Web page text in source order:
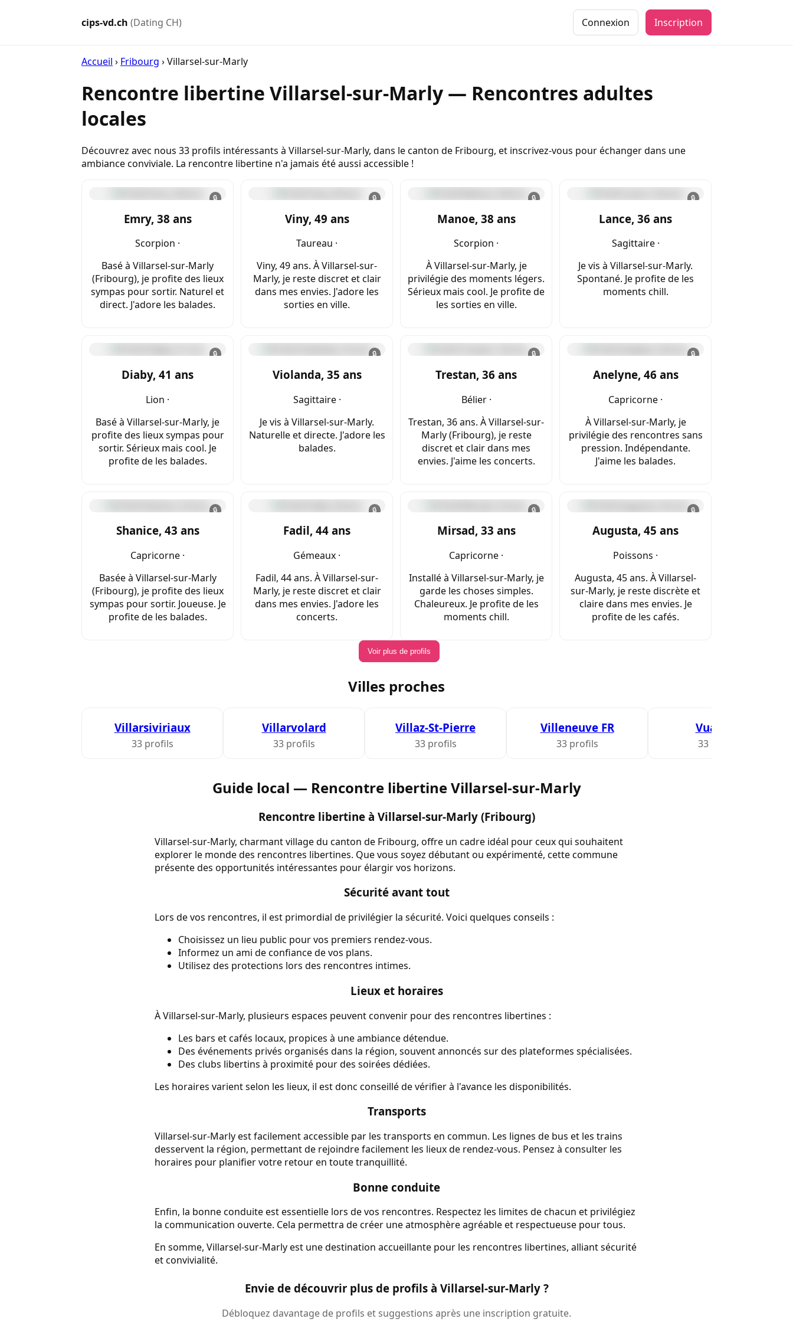
cips-vd.ch (Dating CH) Connexion Inscription
Accueil › Fribourg ›Villarsel-sur-Marly
Rencontre libertine Villarsel-sur-Marly — Rencontres adultes
locales
Découvrez avec nous 33 profils intéressants à Villarsel-sur-Marly, dans le canton de Fribourg, et inscrivez-vous pour échanger dans une
ambiance conviviale. La rencontre libertine n'a jamais été aussi accessible !
🔒
Emry, 38 ans
Scorpion ·
Basé à Villarsel-sur-Marly
(Fribourg), je profite des lieux
sympas pour sortir. Naturel et
direct. J'adore les balades.
🔒
Viny, 49 ans
Taureau ·
Viny, 49 ans. À Villarsel-sur-
Marly, je reste discret et clair
dans mes envies. J'adore les
sorties en ville.
🔒
Manoe, 38 ans
Scorpion ·
À Villarsel-sur-Marly, je
privilégie des moments légers.
Sérieux mais cool. Je profite de
les sorties en ville.
🔒
Lance, 36 ans
Sagittaire ·
Je vis à Villarsel-sur-Marly.
Spontané. Je profite de les
moments chill.
🔒
Diaby, 41 ans
Lion ·
Basé à Villarsel-sur-Marly, je
profite des lieux sympas pour
sortir. Sérieux mais cool. Je
profite de les balades.
🔒
Violanda, 35 ans
Sagittaire ·
Je vis à Villarsel-sur-Marly.
Naturelle et directe. J'adore les
balades.
🔒
Trestan, 36 ans
Bélier ·
Trestan, 36 ans. À Villarsel-sur-
Marly (Fribourg), je reste
discret et clair dans mes
envies. J'aime les concerts.
🔒
Anelyne, 46 ans
Capricorne ·
À Villarsel-sur-Marly, je
privilégie des rencontres sans
pression. Indépendante.
J'aime les balades.
🔒
Shanice, 43 ans
Capricorne ·
Basée à Villarsel-sur-Marly
(Fribourg), je profite des lieux
sympas pour sortir. Joueuse. Je
profite de les balades.
🔒
Fadil, 44 ans
Gémeaux ·
Fadil, 44 ans. À Villarsel-sur-
Marly, je reste discret et clair
dans mes envies. J'adore les
concerts.
🔒
Mirsad, 33 ans
Capricorne ·
Installé à Villarsel-sur-Marly, je
garde les choses simples.
Chaleureux. Je profite de les
moments chill.
🔒
Augusta, 45 ans
Poissons ·
Augusta, 45 ans. À Villarsel-
sur-Marly, je reste discrète et
claire dans mes envies. Je
profite de les cafés.
Voir plus de profils
Villes proches
Villarsiviriaux
33 profils
Villarvolard
33 profils
Villaz-St-Pierre
33 profils
Villeneuve FR
33 profils
Vuadens
33 profils
Guide local — Rencontre libertine Villarsel-sur-Marly
Rencontre libertine à Villarsel-sur-Marly (Fribourg)
Villarsel-sur-Marly, charmant village du canton de Fribourg, offre un cadre idéal pour ceux qui souhaitent
explorer le monde des rencontres libertines. Que vous soyez débutant ou expérimenté, cette commune
présente des opportunités intéressantes pour élargir vos horizons.
Sécurité avant tout
Lors de vos rencontres, il est primordial de privilégier la sécurité. Voici quelques conseils :
Choisissez un lieu public pour vos premiers rendez-vous.
Informez un ami de confiance de vos plans.
Utilisez des protections lors des rencontres intimes.
Lieux et horaires
À Villarsel-sur-Marly, plusieurs espaces peuvent convenir pour des rencontres libertines :
Les bars et cafés locaux, propices à une ambiance détendue.
Des événements privés organisés dans la région, souvent annoncés sur des plateformes spécialisées.
Des clubs libertins à proximité pour des soirées dédiées.
Les horaires varient selon les lieux, il est donc conseillé de vérifier à l'avance les disponibilités.
Transports
Villarsel-sur-Marly est facilement accessible par les transports en commun. Les lignes de bus et les trains
desservent la région, permettant de rejoindre facilement les lieux de rendez-vous. Pensez à consulter les
horaires pour planifier votre retour en toute tranquillité.
Bonne conduite
Enfin, la bonne conduite est essentielle lors de vos rencontres. Respectez les limites de chacun et privilégiez
la communication ouverte. Cela permettra de créer une atmosphère agréable et respectueuse pour tous.
En somme, Villarsel-sur-Marly est une destination accueillante pour les rencontres libertines, alliant sécurité
et convivialité.
Envie de découvrir plus de profils à Villarsel-sur-Marly ?
Débloquez davantage de profils et suggestions après une inscription gratuite.